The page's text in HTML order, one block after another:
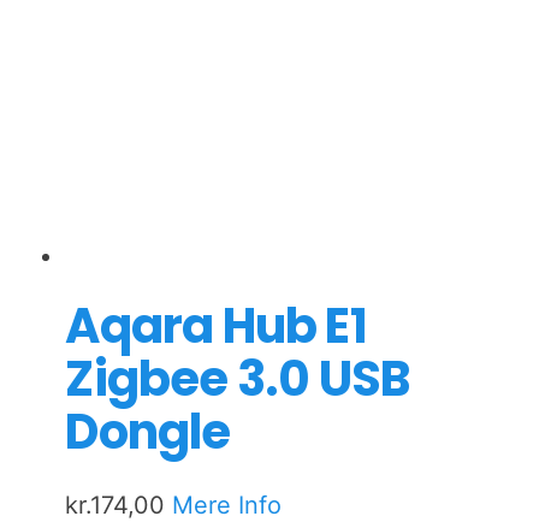
Aqara Hub E1
Zigbee 3.0 USB
Dongle
kr.174,00 Mere Info